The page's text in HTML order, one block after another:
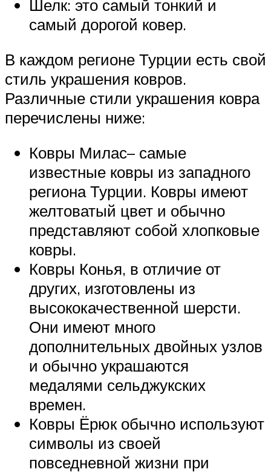
Шелк: это самый тонкий и
самый дорогой ковер.
В каждом регионе Турции есть свой
стиль украшения ковров.
Различные стили украшения ковра
перечислены ниже:
Ковры Милас– самые
известные ковры из западного
региона Турции. Ковры имеют
желтоватый цвет и обычно
представляют собой хлопковые
ковры.
Ковры Конья, в отличие от
других, изготовлены из
высококачественной шерсти.
Они имеют много
дополнительных двойных узлов
и обычно украшаются
медалями сельджукских
времен.
Ковры Ёрюк обычно используют
символы из своей
повседневной жизни при